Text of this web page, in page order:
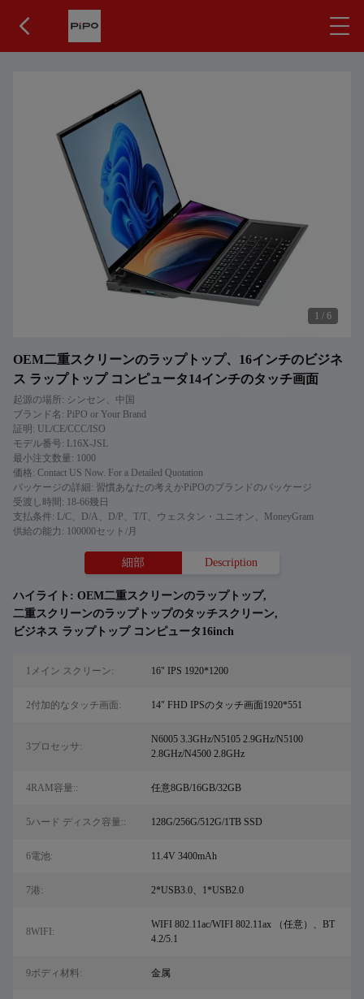
1 / 6
OEM二重スクリーンのラップトップ、16インチのビジネ
ス ラップトップ コンピュータ14インチのタッチ画面
起源の場所: シンセン、中国
ブランド名: PiPO or Your Brand
証明: UL/CE/CCC/ISO
モデル番号: L16X-JSL
最小注文数量: 1000
価格: Contact US Now. For a Detailed Quotation
パッケージの詳細: 習慣あなたの考えかPiPOのブランドのパッケージ
受渡し時間: 18-66幾日
支払条件: L/C、D/A、D/P、T/T、ウェスタン・ユニオン、MoneyGram
供給の能力: 100000セット/月
細部 Description
ハイライト: OEM二重スクリーンのラップトップ,
二重スクリーンのラップトップのタッチスクリーン,
ビジネス ラップトップ コンピュータ16inch
1メイン スクリーン: 16" IPS 1920*1200
2付加的なタッチ画面: 14" FHD IPSのタッチ画面1920*551
3プロセッサ:
N6005 3.3GHz/N5105 2.9GHz/N5100
2.8GHz/N4500 2.8GHz
4RAM容量:: 任意8GB/16GB/32GB
5ハード ディスク容量:: 128G/256G/512G/1TB SSD
6電池: 11.4V 3400mAh
7港: 2*USB3.0、1*USB2.0
8WIFI:
WIFI 802.11ac/WIFI 802.11ax （任意）、BT
4.2/5.1
9ボディ材料: 金属